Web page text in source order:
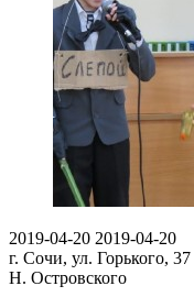
2019-04-20 2019-04-20
г. Сочи, ул. Горького, 37
Н. Островского